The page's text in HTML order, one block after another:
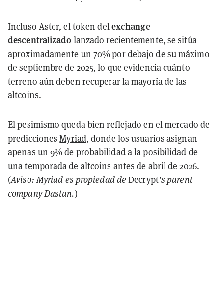
Incluso Aster, el token delexchange
descentralizado lanzado recientemente, se sitúa
aproximadamente un 70% por debajo de su máximo
de septiembre de 2025, lo que evidencia cuánto
terreno aún deben recuperar la mayoría de las
altcoins.
El pesimismo queda bien reflejado en el mercado de
prediccionesMyriad, donde los usuarios asignan
apenas un 9% de probabilidada la posibilidad de
una temporada de altcoins antes de abril de 2026.
(Aviso: Myriad es propiedad deDecrypt's parent
company Dastan.)